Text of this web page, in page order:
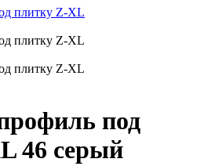
под
46 серый